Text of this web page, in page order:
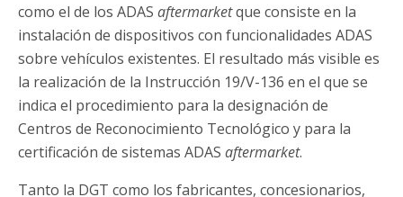
como el de los ADAS aftermarketque consiste en la
instalación de dispositivos con funcionalidades ADAS
sobre vehículos existentes. El resultado más visible es
la realización de la Instrucción 19/V-136 en el que se
indica el procedimiento para la designación de
Centros de Reconocimiento Tecnológico y para la
certificación de sistemas ADAS aftermarket.
Tanto la DGT como los fabricantes, concesionarios,